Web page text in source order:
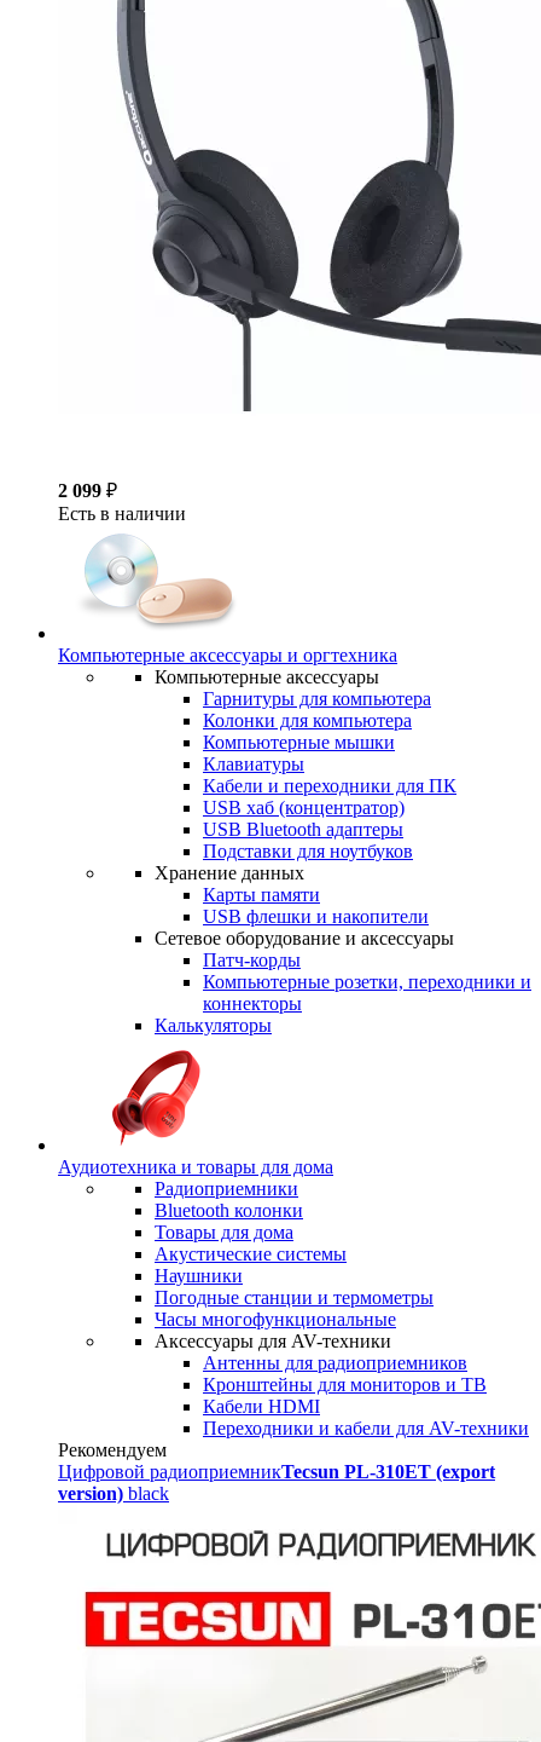
2 099 ₽
Есть в наличии
Компьютерные аксессуары и оргтехника
Компьютерные аксессуары
Гарнитуры для компьютера
Колонки для компьютера
Компьютерные мышки
Клавиатуры
Кабели и переходники для ПК
USB хаб (концентратор)
USB Bluetooth адаптеры
Подставки для ноутбуков
Хранение данных
Карты памяти
USB флешки и накопители
Сетевое оборудование и аксессуары
Патч-корды
Компьютерные розетки, переходники и
коннекторы
Калькуляторы
Аудиотехника и товары для дома
Радиоприемники
Bluetooth колонки
Товары для дома
Акустические системы
Наушники
Погодные станции и термометры
Часы многофункциональные
Аксессуары для AV-техники
Антенны для радиоприемников
Кронштейны для мониторов и ТВ
Кабели HDMI
Переходники и кабели для AV-техники
Рекомендуем
Цифровой радиоприемникTecsun PL-310ET (export
version) black